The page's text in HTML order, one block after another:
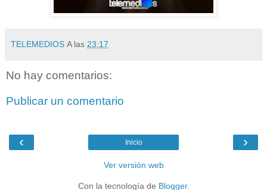
TELEMEDIOS A las 23:17
No hay comentarios:
Publicar un comentario
‹ ›
Inicio
Ver versión web
Con la tecnología de Blogger.